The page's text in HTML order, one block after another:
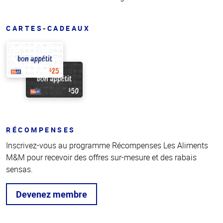
CARTES-CADEAUX
RÉCOMPENSES
Inscrivez-vous au programme Récompenses Les Aliments
M&M pour recevoir des offres sur-mesure et des rabais
sensas.
Devenez membre